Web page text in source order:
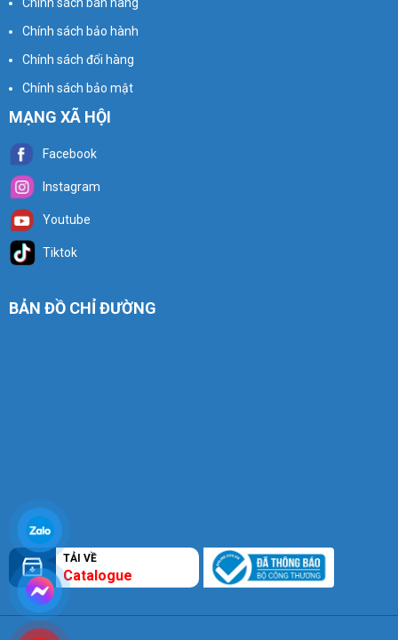
Chính sách bảo hành
Chính sách đổi hàng
Chính sách bảo mật
MẠNG XÃ HỘI
Facebook
Instagram
Youtube
Tiktok
BẢN ĐỒ CHỈ ĐƯỜNG
TẢI VỀ
Catalogue